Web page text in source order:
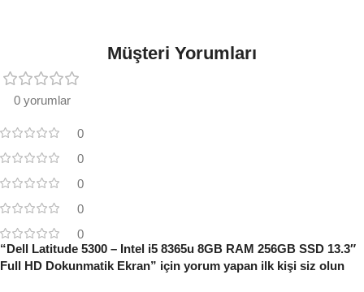
Müşteri Yorumları
0 yorumlar
0
0
0
0
0
“Dell Latitude 5300 – Intel i5 8365u 8GB RAM 256GB SSD 13.3″
Full HD Dokunmatik Ekran” için yorum yapan ilk kişi siz olun